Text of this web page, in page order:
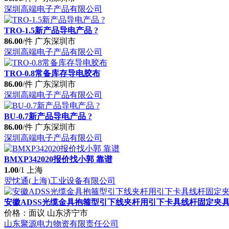
深圳高端电子产品有限公司
TRO-1.5新产品导电产品 ?
86.00/件 广东深圳市
深圳高端电子产品有限公司
TRO-0.8常备库存导电胶布
86.00/件 广东深圳市
深圳高端电子产品有限公司
BU-0.7新产品导电产品 ?
86.00/件 广东深圳市
深圳高端电子产品有限公司
BMXP342020报价找小郭 靠谱
1.00/1
上海
翌忱通(上海)工业设备有限公司
安徽ADSS光缆金具抱箍型引下线夹杆用引下卡具线杆固定夹
价格：面议 山东济宁市
山东聚源电力物资有限责任公司